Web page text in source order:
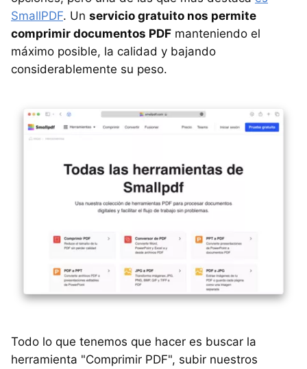
SmallPDF. Un servicio gratuito nos permite
comprimir documentos PDF manteniendo el
máximo posible, la calidad y bajando
considerablemente su peso.
Todo lo que tenemos que hacer es buscar la
herramienta "Comprimir PDF", subir nuestros